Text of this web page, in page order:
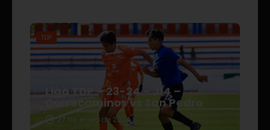
TDP
Liga TDP – 23-24 – J14 –
Correcaminos vs San Pedro
27 de enero de 2024